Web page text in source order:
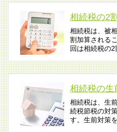
相続税の2
相続税は、被
割加算される
回は相続税の
相続税の生
相続税は、生
続税節税の対
す。生前対策